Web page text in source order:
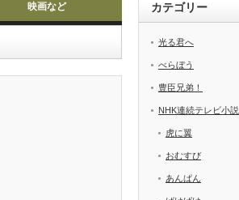
映画など カテゴリー
光る君へ
べらぼう
豊臣兄弟！
NHK連続テレビ小説
虎に翼
おむすび
あんぱん